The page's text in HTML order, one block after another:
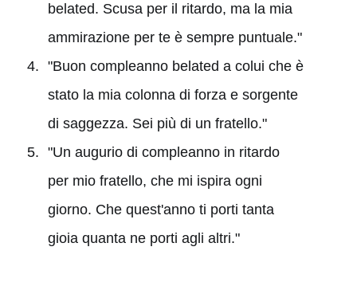
belated. Scusa per il ritardo, ma la mia
ammirazione per te è sempre puntuale."
"Buon compleanno belated a colui che è
stato la mia colonna di forza e sorgente
di saggezza. Sei più di un fratello."
"Un augurio di compleanno in ritardo
per mio fratello, che mi ispira ogni
giorno. Che quest'anno ti porti tanta
gioia quanta ne porti agli altri."